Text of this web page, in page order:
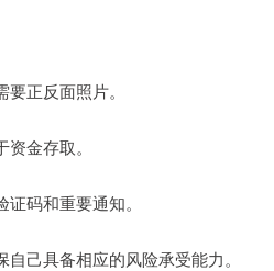
正反面照片。
金存取。
码和重要通知。
己具备相应的风险承受能力。